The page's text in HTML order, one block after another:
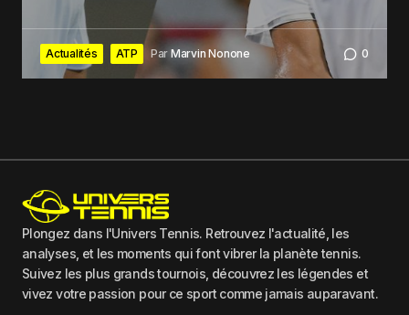
Actualités ATP Par Marvin Nonone 0
Plongez dans l'Univers Tennis. Retrouvez l'actualité, les
analyses, et les moments qui font vibrer la planète tennis.
Suivez les plus grands tournois, découvrez les légendes et
vivez votre passion pour ce sport comme jamais auparavant.